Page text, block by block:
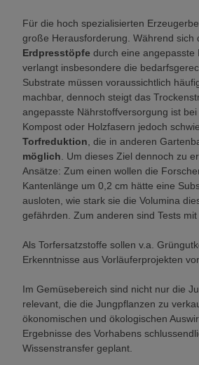
Für die hoch spezialisierten
große Herausforderung. Während
Erdpresstöpfe durch eine angepasste
verlangt insbesondere die
Substrate müssen voraussichtlich
machbar, dennoch steigt das
angepasste Nährstoffversorgung ist
Kompost oder Holzfasern jedoch
Torfreduktion , die in anderen
möglich . Um dieses Ziel dennoch zu
Ansätze: Zum einen wollen die
Kantenlänge um 0,2 cm hätte eine
ausloten, wie stark sie die Volumina
gefährden. Zum anderen sind Tests
Als Torfersatzstoffe sollen v.a.
Erkenntnisse aus Vorläuferprojekten
Im Gemüsebereich sind nicht nur die
relevant, die die Jungpflanzen zu
ökonomischen und ökologischen
Ergebnisse des Vorhabens
Wissenstransfer geplant.